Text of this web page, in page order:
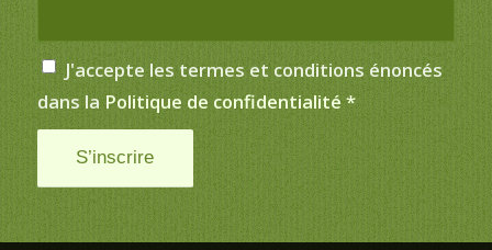
J'accepte les termes et conditions énoncés
dans la Politique de confidentialité *